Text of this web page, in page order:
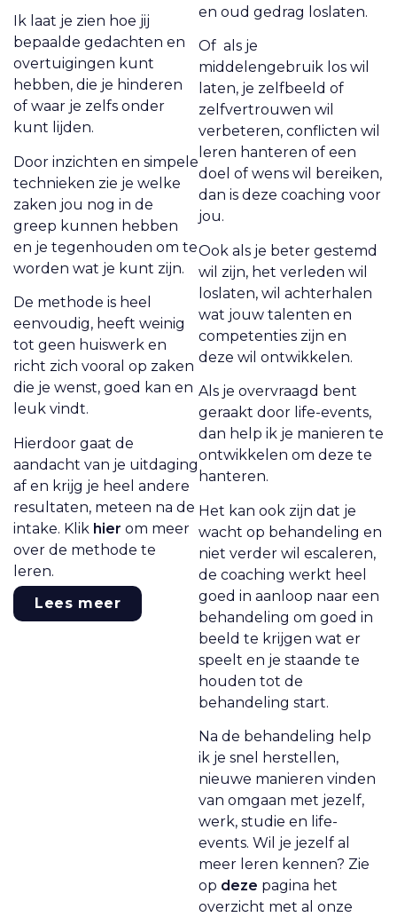
Ik laat je zien hoe jij
bepaalde gedachten en
overtuigingen kunt
hebben, die je hinderen
of waar je zelfs onder
kunt lijden.
Door inzichten en simpele
technieken zie je welke
zaken jou nog in de
greep kunnen hebben
en je tegenhouden om te
worden wat je kunt zijn.
De methode is heel
eenvoudig, heeft weinig
tot geen huiswerk en
richt zich vooral op zaken
die je wenst, goed kan en
leuk vindt.
Hierdoor gaat de
aandacht van je uitdaging
af en krijg je heel andere
resultaten, meteen na de
intake. Klik hier om meer
over de methode te
leren.
Lees meer
en oud gedrag loslaten.
Of als je
middelengebruik los wil
laten, je zelfbeeld of
zelfvertrouwen wil
verbeteren, conflicten wil
leren hanteren of een
doel of wens wil bereiken,
dan is deze coaching voor
jou.
Ook als je beter gestemd
wil zijn, het verleden wil
loslaten, wil achterhalen
wat jouw talenten en
competenties zijn en
deze wil ontwikkelen.
Als je overvraagd bent
geraakt door life-events,
dan help ik je manieren te
ontwikkelen om deze te
hanteren.
Het kan ook zijn dat je
wacht op behandeling en
niet verder wil escaleren,
de coaching werkt heel
goed in aanloop naar een
behandeling om goed in
beeld te krijgen wat er
speelt en je staande te
houden tot de
behandeling start.
Na de behandeling help
ik je snel herstellen,
nieuwe manieren vinden
van omgaan met jezelf,
werk, studie en life-
events. Wil je jezelf al
meer leren kennen? Zie
op deze pagina het
overzicht met al onze